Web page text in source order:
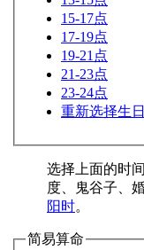
15-17点
17-19点
19-21点
21-23点
23-24点
重新选择生日
选择上面的时
度、鬼谷子、
阳时。
简易算命